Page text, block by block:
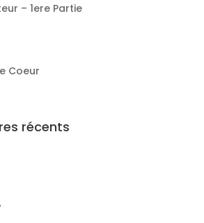
– 1ere Partie
Coeur
récents